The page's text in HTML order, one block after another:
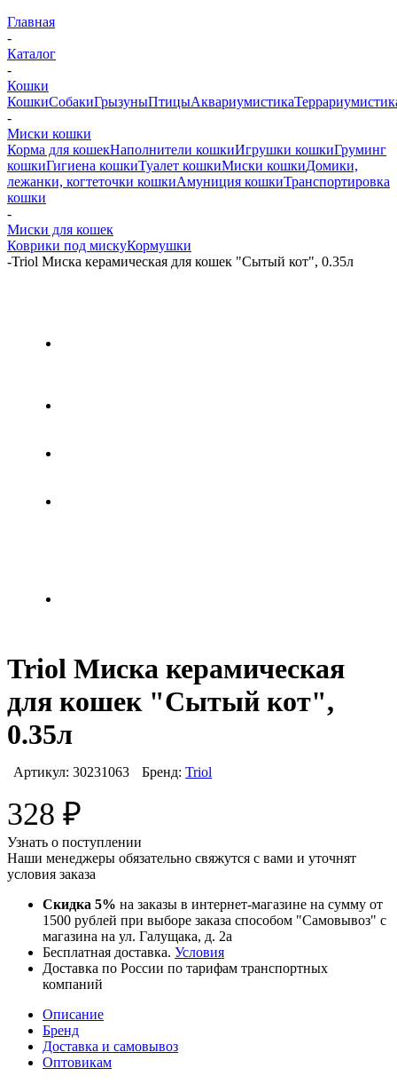
Главная
-
Каталог
-
Кошки
КошкиСобакиГрызуныПтицыАквариумистика
-
Миски кошки
Корма для кошекНаполнители кошкиИгрушки кошкиГруминг
кошкиГигиена кошкиТуалет кошкиМиски кошкиДомики,
лежанки, когтеточки кошкиАмуниция кошкиТранспортировка
кошки
-
Миски для кошек
Коврики под мискуКормушки
-Triol Миска керамическая для кошек "Сытый кот", 0.35л
Triol Миска керамическая
для кошек "Сытый кот",
0.35л
Артикул: 30231063 Бренд: Triol
328 ₽
Узнать о поступлении
Наши менеджеры обязательно свяжутся с вами и уточнят
условия заказа
Скидка 5% на заказы в интернет-магазине на сумму от
1500 рублей при выборе заказа способом "Самовывоз" с
магазина на ул. Галущака, д. 2а
Бесплатная доставка. Условия
Доставка по России по тарифам транспортных
компаний
Описание
Бренд
Доставка и самовывоз
Оптовикам